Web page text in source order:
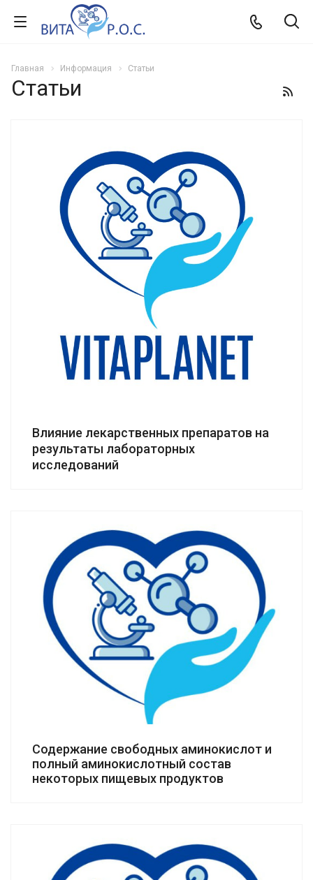
Главная Информация Статьи
Статьи
Влияние лекарственных препаратов на
результаты лабораторных
исследований
Содержание свободных аминокислот и
полный аминокислотный состав
некоторых пищевых продуктов